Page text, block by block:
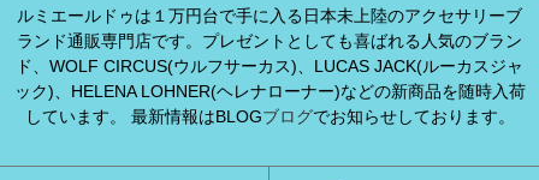
ルミエールドゥは１万円台で手に入る日本未上陸のアクセサリーブ
ランド通販専門店です。プレゼントとしても喜ばれる人気のブラン
ド、WOLF CIRCUS(ウルフサーカス)、LUCAS JACK(ルーカスジャ
ック)、HELENA LOHNER(ヘレナローナー)などの新商品を随時入荷
しています。 最新情報はBLOGブログでお知らせしております。